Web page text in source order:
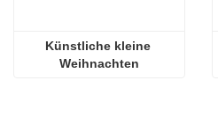
Künstliche kleine
Weihnachten